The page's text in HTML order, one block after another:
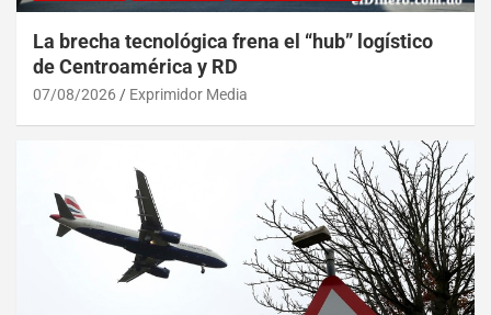
La brecha tecnológica frena el “hub” logístico
de Centroamérica y RD
07/08/2026 Exprimidor Media